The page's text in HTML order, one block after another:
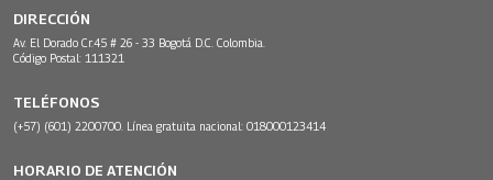
DIRECCIÓN
Av. El Dorado Cr.45 # 26 - 33 Bogotá D.C. Colombia.
Código Postal: 111321
TELÉFONOS
(+57) (601) 2200700. Línea gratuita nacional: 018000123414
HORARIO DE ATENCIÓN